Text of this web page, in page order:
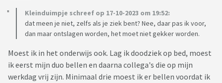
Kleinduimpje schreef op 17-10-2023 om 19:52:
dat meen je niet, zelfs als je ziek bent? Nee, daar pas ik voor,
dan maar ontslagen worden, het moet niet gekker worden.
Moest ik in het onderwijs ook. Lag ik doodziek op bed, moest
ik eerst mijn duo bellen en daarna collega's die op mijn
werkdag vrij zijn. Minimaal drie moest ik er bellen voordat ik